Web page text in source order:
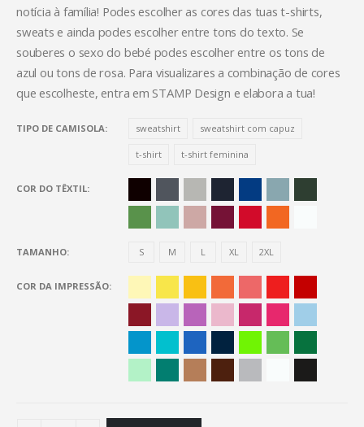
notícia à família! Podes escolher as cores das tuas t-shirts,
sweats e ainda podes escolher entre tons do texto. Se
souberes o sexo do bebé podes escolher entre os tons de
azul ou tons de rosa. Para visualizares a combinação de cores
que escolheste, entra em STAMP Design e elabora a tua!
TIPO DE CAMISOLA sweatshirt sweatshirt com capuz
t-shirt t-shirt feminina
COR DO TÊXTIL
TAMANHO S M L XL 2XL
COR DA IMPRESSÃO